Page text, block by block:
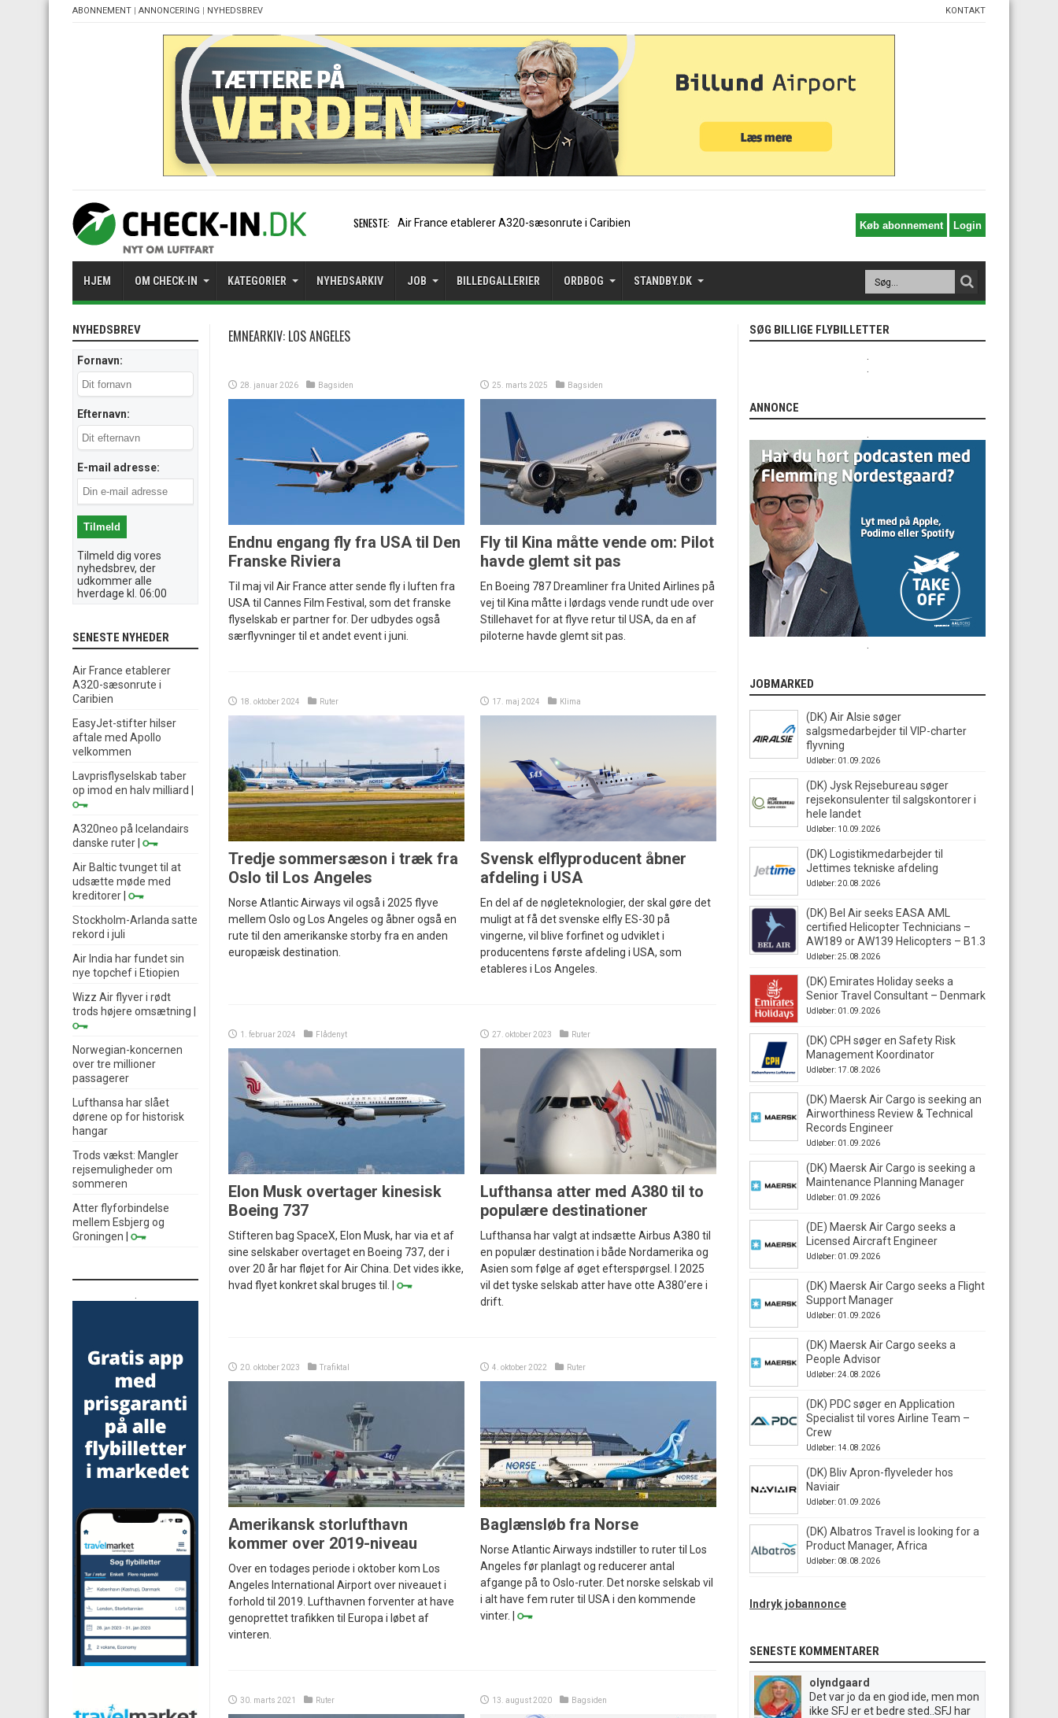
ABONNEMENT | ANNONCERING | NYHEDSBREV KONTAKT
SENESTE: EasyJet-stifter hilser aftale med A
HJEM OM CHECK-IN KATEGORIER NYHEDSARKIV JOB BILLEDGALLERIER ORDBOG STANDBY.DK
EMNEARKIV: LOS ANGELES
28. januar 2026 Bagsiden
Endnu engang fly fra USA til Den
Franske Riviera
Til maj vil Air France atter sende fly i luften fra
USA til Cannes Film Festival, som det franske
flyselskab er partner for. Der udbydes også
særflyvninger til et andet event i juni.
25. marts 2025 Bagsiden
Fly til Kina måtte vende om: Pilot
havde glemt sit pas
En Boeing 787 Dreamliner fra United Airlines på
vej til Kina måtte i lørdags vende rundt ude over
Stillehavet for at flyve retur til USA, da en af
piloterne havde glemt sit pas.
18. oktober 2024 Ruter
Tredje sommersæson i træk fra
Oslo til Los Angeles
Norse Atlantic Airways vil også i 2025 flyve
mellem Oslo og Los Angeles og åbner også en
rute til den amerikanske storby fra en anden
europæisk destination.
17. maj 2024 Klima
Svensk elflyproducent åbner
afdeling i USA
En del af de nøgleteknologier, der skal gøre det
muligt at få det svenske elfly ES-30 på
vingerne, vil blive forfinet og udviklet i
producentens første afdeling i USA, som
etableres i Los Angeles.
1. februar 2024 Flådenyt
Elon Musk overtager kinesisk
Boeing 737
Stifteren bag SpaceX, Elon Musk, har via et af
sine selskaber overtaget en Boeing 737, der i
over 20 år har fløjet for Air China. Det vides ikke,
hvad flyet konkret skal bruges til. |
27. oktober 2023 Ruter
Lufthansa atter med A380 til to
populære destinationer
Lufthansa har valgt at indsætte Airbus A380 til
en populær destination i både Nordamerika og
Asien som følge af øget efterspørgsel. I 2025
vil det tyske selskab atter have otte A380’ere i
drift.
20. oktober 2023 Trafiktal
Amerikansk storlufthavn
kommer over 2019-niveau
Over en todages periode i oktober kom Los
Angeles International Airport over niveauet i
forhold til 2019. Lufthavnen forventer at have
genoprettet trafikken til Europa i løbet af
vinteren.
4. oktober 2022 Ruter
Baglænsløb fra Norse
Norse Atlantic Airways indstiller to ruter til Los
Angeles før planlagt og reducerer antal
afgange på to Oslo-ruter. Det norske selskab vil
i alt have fem ruter til USA i den kommende
vinter. |
30. marts 2021 Ruter 13. august 2020 Bagsiden
NYHEDSBREV
Fornavn:
Efternavn:
E-mail adresse:
Tilmeld dig vores
nyhedsbrev, der
udkommer alle
hverdage kl. 06:00
SENESTE NYHEDER
Air France etablerer
A320-sæsonrute i
Caribien
EasyJet-stifter hilser
aftale med Apollo
velkommen
Lavprisflyselskab taber
op imod en halv milliard
A320neo på Icelandairs
danske ruter
Air Baltic tvunget til at
udsætte møde med
kreditorer
Stockholm-Arlanda satte
rekord i juli
Air India har fundet sin
nye topchef i Etiopien
Wizz Air flyver i rødt
trods højere omsætning
Norwegian-koncernen
over tre millioner
passagerer
Lufthansa har slået
dørene op for historisk
hangar
Trods vækst: Mangler
rejsemuligheder om
sommeren
Atter flyforbindelse
mellem Esbjerg og
Groningen
SØG BILLIGE FLYBILLETTER
ANNONCE
JOBMARKED
(DK) Air Alsie søger
salgsmedarbejder til VIP-charter
flyvning
Udløber: 01.09.2026
(DK) Jysk Rejsebureau søger
rejsekonsulenter til salgskontorer i
hele landet
Udløber: 10.09.2026
(DK) Logistikmedarbejder til
Jettimes tekniske afdeling
Udløber: 20.08.2026
(DK) Bel Air seeks EASA AML
certified Helicopter Technicians –
AW189 or AW139 Helicopters – B1.3
Udløber: 25.08.2026
(DK) Emirates Holiday seeks a
Senior Travel Consultant – Denmark
Udløber: 01.09.2026
(DK) CPH søger en Safety Risk
Management Koordinator
Udløber: 17.08.2026
(DK) Maersk Air Cargo is seeking an
Airworthiness Review & Technical
Records Engineer
Udløber: 01.09.2026
(DK) Maersk Air Cargo is seeking a
Maintenance Planning Manager
Udløber: 01.09.2026
(DE) Maersk Air Cargo seeks a
Licensed Aircraft Engineer
Udløber: 01.09.2026
(DK) Maersk Air Cargo seeks a Flight
Support Manager
Udløber: 01.09.2026
(DK) Maersk Air Cargo seeks a
People Advisor
Udløber: 24.08.2026
(DK) PDC søger en Application
Specialist til vores Airline Team –
Crew
Udløber: 14.08.2026
(DK) Bliv Apron-flyveleder hos
Naviair
Udløber: 01.09.2026
(DK) Albatros Travel is looking for a
Product Manager, Africa
Udløber: 08.08.2026
Indryk jobannonce
SENESTE KOMMENTARER
olyndgaard
Det var jo da en giod ide, men mon
ikke SFJ er et bedre sted..SFJ har